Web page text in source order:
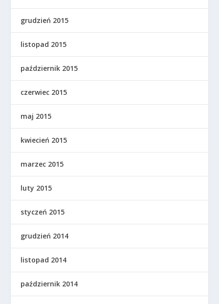
grudzień 2015
listopad 2015
październik 2015
czerwiec 2015
maj 2015
kwiecień 2015
marzec 2015
luty 2015
styczeń 2015
grudzień 2014
listopad 2014
październik 2014